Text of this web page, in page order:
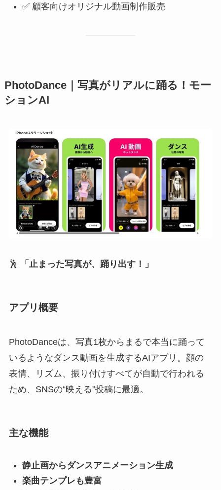
✅ 顧客向けオリジナル動画制作販売
PhotoDance｜写真がリアルに踊る！モー
ションAI
🕺 「止まった写真が、踊り出す！」
アプリ概要
PhotoDanceは、写真1枚からまるで本当に踊って
いるようなダンス動画を生成するAIアプリ。顔の
表情、リズム、振り付けすべてが自動で行われる
ため、SNSの“映える”投稿に最適。
主な機能
静止画からダンスアニメーション生成
楽曲テンプレも豊富